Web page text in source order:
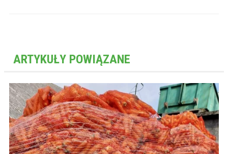
ARTYKUŁY POWIĄZANE